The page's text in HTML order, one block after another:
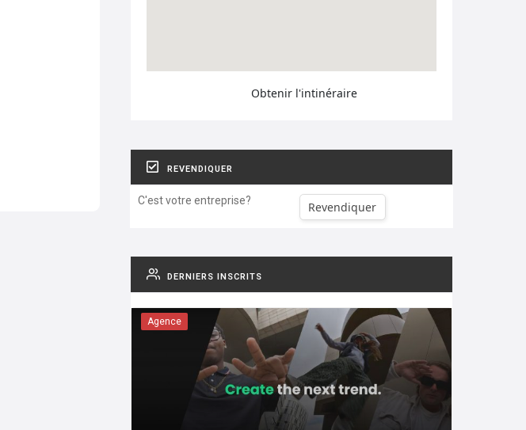
Obtenir l'intinéraire
REVENDIQUER
C'est votre entreprise? Revendiquer
DERNIERS INSCRITS
Agence